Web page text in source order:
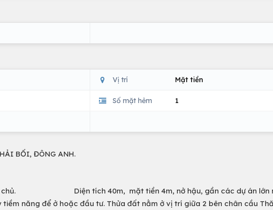
Vị trí Mặt tiền
Số mặt hẻm 1
BỐI, ĐÔNG ANH.
chủ. Diện tích 40m, mặt tiền 4m, nở hậu, gần các dự án lớn
tiềm năng để ở hoặc đầu tư. Thửa đất nằm ở vị trí giữa 2 bên chân cầu